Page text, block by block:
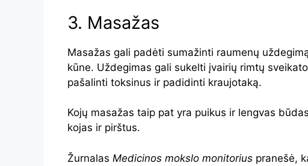
3. Masažas
Masažas gali padėti sumažinti raumenų
kūne. Uždegimas gali sukelti įvairių rimtų
pašalinti toksinus ir padidinti kraujotaką.
Kojų masažas taip pat yra puikus ir lengvas
kojas ir pirštus.
Žurnalas Medicinos mokslo monitorius pranešė,